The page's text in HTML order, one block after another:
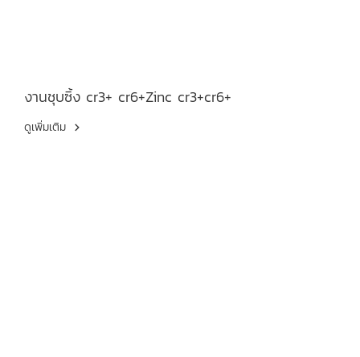
งานชุบซิ้ง cr3+ cr6+Zinc cr3+cr6+
ดูเพิ่มเติม